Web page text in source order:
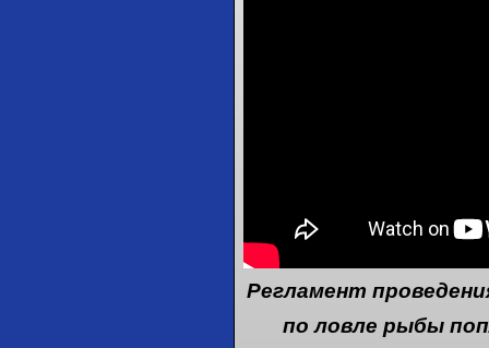
Регламент
по ловле рыбы